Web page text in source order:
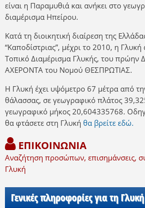
είναι η Παραμυθιά και ανήκει στο
διαμέρισμα Ηπείρου.
Κατά τη διοικητική διαίρεση της
“Καποδίστριας”, μέχρι το 2010, η Γλυκή
Τοπικό Διαμέρισμα Γλυκής, του πρώην
ΑΧΕΡΟΝΤΑ του Νομού ΘΕΣΠΡΩΤΙΑΣ.
Η Γλυκή έχει υψόμετρο 67 μέτρα από
θάλασσας, σε γεωγραφικό πλάτος
γεωγραφικό μήκος 20,604335768.
θα φτάσετε στη Γλυκή θα βρείτε εδώ.
ΕΠΙΚΟΙΝΩΝΙΑ
Αναζήτηση προσώπων, επισημάνσεις,
Γλυκή
Γενικές πληροφορίες για τη Γλυκή